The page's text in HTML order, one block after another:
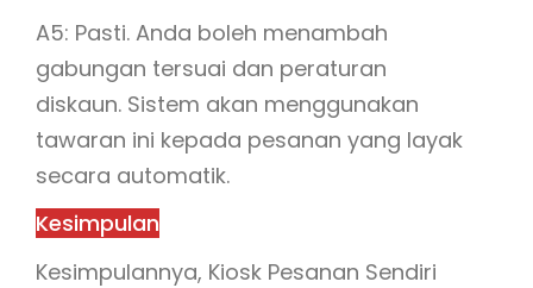
A5: Pasti. Anda boleh menambah
gabungan tersuai dan peraturan
diskaun. Sistem akan menggunakan
tawaran ini kepada pesanan yang layak
secara automatik.
Kesimpulan
Kesimpulannya, Kiosk Pesanan Sendiri